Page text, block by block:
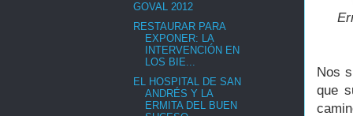
Nos
que
GOVAL 2012
RESTAURAR PARA
EXPONER: LA
INTERVENCIÓN EN
LOS BIE...
EL HOSPITAL DE SAN
ANDRÉS Y LA
ERMITA DEL BUEN